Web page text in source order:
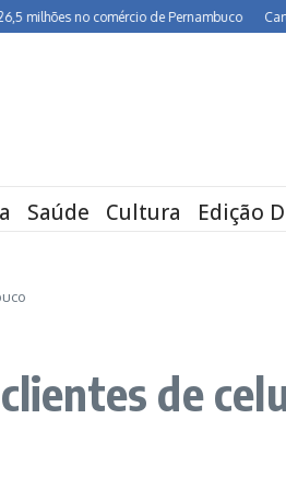
no comércio de Pernambuco Cartórios
Saúde Cultura Edição
de